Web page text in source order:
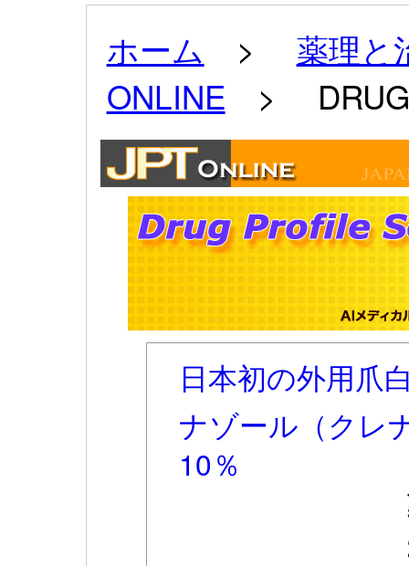
ホーム > 薬理と
ONLINE > DRUG
日本初の外用
ナゾール（クレ
10％